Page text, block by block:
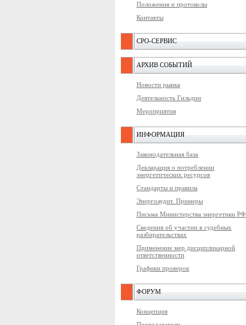
Положения и протоколы
Контакты
СРО-СЕРВИС
АРХИВ СОБЫТИЙ
Новости рынка
Деятельность Гильдии
Мероприятия
ИНФОРМАЦИЯ
Законодательная база
Декларация о потреблении
энергетических ресурсов
Стандарты и правила
Энергоаудит. Примеры
Письма Министерства энергетики РФ
Сведения об участии в судебных
разбирательствах
Применение мер дисциплинарной
ответственности
Графики проверок
ФОРУМ
Концепция